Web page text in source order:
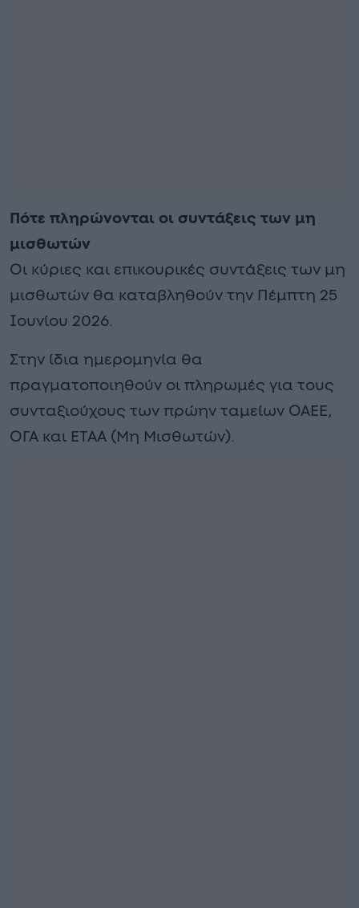
Πότε πληρώνονται οι συντάξεις των μη
μισθωτών
Οι κύριες και επικουρικές συντάξεις των μη
μισθωτών θα καταβληθούν την Πέμπτη 25
Ιουνίου 2026.
Στην ίδια ημερομηνία θα
πραγματοποιηθούν οι πληρωμές για τους
συνταξιούχους των πρώην ταμείων ΟΑΕΕ,
ΟΓΑ και ΕΤΑΑ (Μη Μισθωτών).